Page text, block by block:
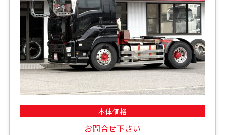
本体価格
お問合せ下さい